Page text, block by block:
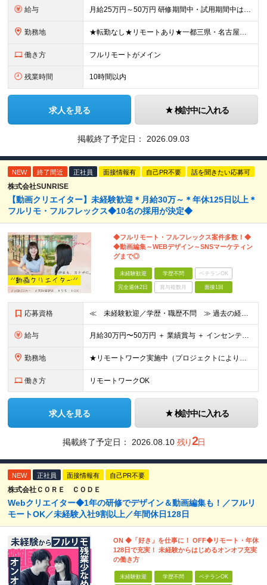
給与 月給25万円～50万円 研修期間中・試用期間中は給与が異なります。 >>研修期間中（入社6ヶ月後）の給与 一律：月給21万円～50万円 >>試用期間中（6ヶ月）の給与 関東：月給21万円～ 関西
勤務地 ★転勤なし★リモートあり★一都三県・名古屋・関西・九州 ◎案件によって ┗完全在宅勤務（フルリモート）も可能！ ┗希望に応じて幅広い働き方やプランが選べます！ ◆本社または一都三県 （東京都・
働き方 フルリモートがメイン
残業時間 10時間以内
求人を見る 検討中に入れる
掲載終了予定日： 2026.09.03
NEW 終了間近 正社員 面接情報有 自己PR不要 話を聞きたい応募可
株式会社SUNRISE
【動画クリエイター】未経験歓迎＊月給30万～＊年休125日以上＊
フルリモ・フルフレックス◆10名の採用が決定◆
◆フルリモート・フルフレックス案件多数！◆
◆動画編集～WEBデザイン～SNSマーケティン
グまで◎
未経験歓迎 学歴不問 ベテランOK
完全週休2日 賞与複数月 面接1回
応募資格 ≪ 未経験歓迎／学歴・職歴不問 ≫ 過去の経歴は一切不問。 「いままで」よりも「これから」を 重視した採用を行っています！ ▼▼こんな想いがある方大歓迎▼▼ ・WEBデザインに興味がある！ ・自由な
給与 ⽉給30万円〜50万円 ＋ 業績賞与 ＋ インセンティブ賞与 経験者：35万円～ ※IT新人時25万円〜 ※経験・スキルを考慮の上、決定します。 ※経験者は別途優遇！ ★試⽤期間：3ヶ⽉ ★学
勤務地 ★リモートワーク実施中（プロジェクトによりフルリモートもあり） ★配属先は希望を最⼤限考慮
働き方 リモートワークOK
求人を見る 検討中に入れる
掲載終了予定日： 2026.08.10 残り2日
NEW 正社員 面接情報有 自己PR不要
株式会社ＣＯＲＥ ＣＯＤＥ
Webクリエイター◆1年の研修でデザイン＆動画編集も！／フルリ
モートOK／未経験入社9割以上／年間休日128日
ON ◆「好き」を仕事に！ OFF◆リモート・年休
128日で充実！ 未経験からはじめるオンオフ充実
の働き方
未経験歓迎 学歴不問 ベテランOK